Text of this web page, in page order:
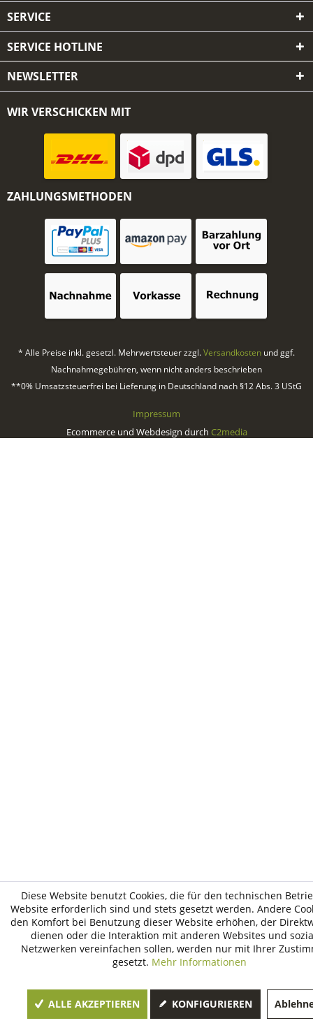
SERVICE
SERVICE HOTLINE
NEWSLETTER
WIR VERSCHICKEN MIT
ZAHLUNGSMETHODEN
* Alle Preise inkl. gesetzl. Mehrwertsteuer zzgl.Versandkosten und ggf.
Nachnahmegebühren, wenn nicht anders beschrieben
**0% Umsatzsteuerfrei bei Lieferung in Deutschland nach §12 Abs. 3 UStG
Impressum
Ecommerce und Webdesign durch C2media
Diese Website benutzt Cookies, die für den technischen
Website erforderlich sind und stets gesetzt werden. Andere
den Komfort bei Benutzung dieser Website erhöhen, der
dienen oder die Interaktion mit anderen Websites und
Netzwerken vereinfachen sollen, werden nur mit Ihrer
gesetzt. Mehr Informationen
ALLE AKZEPTIEREN KONFIGURIEREN